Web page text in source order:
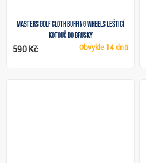
Masters Golf Cloth Buffing Wheels lešticí
kotouč do brusky
Obvykle 14 dnů
590 Kč